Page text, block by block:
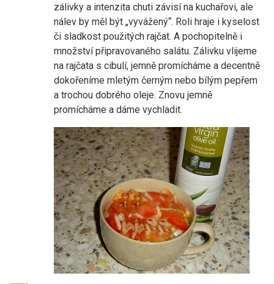
zálivky a intenzita chuti závisí na kuchařovi, ale
nálev by měl být „vyvážený“. Roli hraje i kyselost
či sladkost použitých rajčat. A pochopitelně i
množství připravovaného salátu. Zálivku vlijeme
na rajčata s cibulí, jemně promícháme a decentně
dokořeníme mletým černým nebo bílým pepřem
a trochou dobrého oleje. Znovu jemně
promícháme a dáme vychladit.